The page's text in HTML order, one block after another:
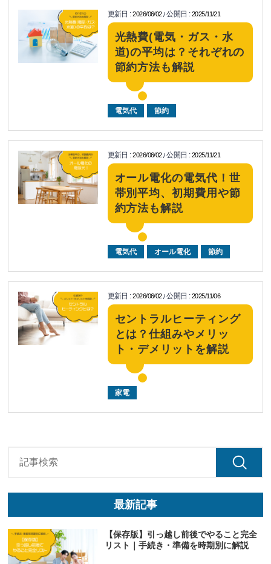
更新日 :2026/06/02/公開日 :2025/11/21
光熱費(電気・ガス・水
道)の平均は？それぞれの
節約方法も解説
電気代 節約
更新日 :2026/06/02/公開日 :2025/11/21
オール電化の電気代！世
帯別平均、初期費用や節
約方法も解説
電気代 オール電化 節約
更新日 :2026/06/02/公開日 :2025/11/06
セントラルヒーティング
とは？仕組みやメリッ
ト・デメリットを解説
家電
最新記事
【保存版】引っ越し前後でやること完全
リスト｜手続き・準備を時期別に解説